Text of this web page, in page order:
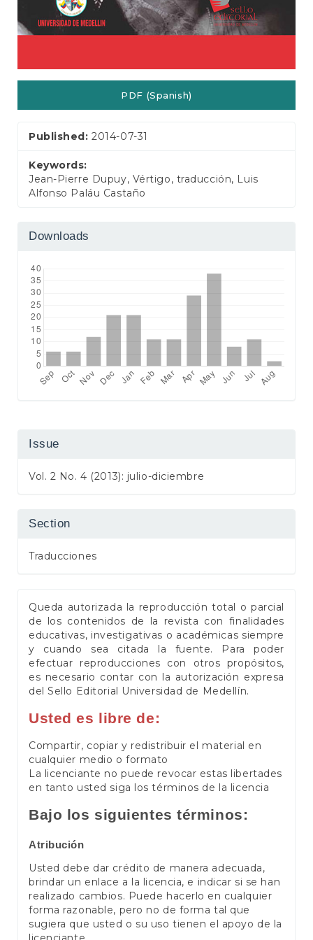
PDF (Spanish)
Published:2014-07-31
Keywords:
Jean-Pierre Dupuy, Vértigo, traducción, Luis
Alfonso Paláu Castaño
Downloads
Issue
Vol. 2 No. 4 (2013): julio-diciembre
Section
Traducciones
Queda autorizada la reproducción total o parcial
de los contenidos de la revista con finalidades
educativas, investigativas o académicas siempre
y cuando sea citada la fuente. Para poder
efectuar reproducciones con otros propósitos,
es necesario contar con la autorización expresa
del Sello Editorial Universidad de Medellín.
Usted es libre de:
Compartir, copiar y redistribuir el material en
cualquier medio o formato
La licenciante no puede revocar estas libertades
en tanto usted siga los términos de la licencia
Bajo los siguientes términos:
Atribución
Usted debe dar crédito de manera adecuada,
brindar un enlace a la licencia, e indicar si se han
realizado cambios. Puede hacerlo en cualquier
forma razonable, pero no de forma tal que
sugiera que usted o su uso tienen el apoyo de la